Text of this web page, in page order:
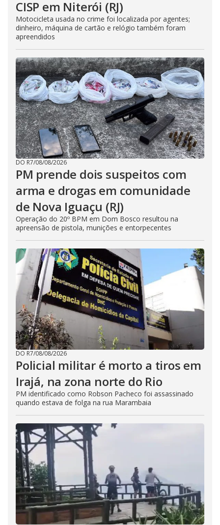
CISP em Niterói (RJ)
Motocicleta usada no crime foi localizada por agentes;
dinheiro, máquina de cartão e relógio também foram
apreendidos
DO R7/08/08/2026
PM prende dois suspeitos com
arma e drogas em comunidade
de Nova Iguaçu (RJ)
Operação do 20º BPM em Dom Bosco resultou na
apreensão de pistola, munições e entorpecentes
DO R7/08/08/2026
Policial militar é morto a tiros em
Irajá, na zona norte do Rio
PM identificado como Robson Pacheco foi assassinado
quando estava de folga na rua Marambaia